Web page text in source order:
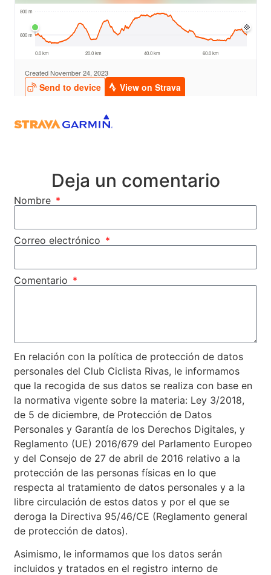
Deja un comentario
Nombre
Correo electrónico
Comentario
En relación con la política de protección de datos
personales del Club Ciclista Rivas, le informamos
que la recogida de sus datos se realiza con base en
la normativa vigente sobre la materia: Ley 3/2018,
de 5 de diciembre, de Protección de Datos
Personales y Garantía de los Derechos Digitales, y
Reglamento (UE) 2016/679 del Parlamento Europeo
y del Consejo de 27 de abril de 2016 relativo a la
protección de las personas físicas en lo que
respecta al tratamiento de datos personales y a la
libre circulación de estos datos y por el que se
deroga la Directiva 95/46/CE (Reglamento general
de protección de datos).
Asimismo, le informamos que los datos serán
incluidos y tratados en el registro interno de